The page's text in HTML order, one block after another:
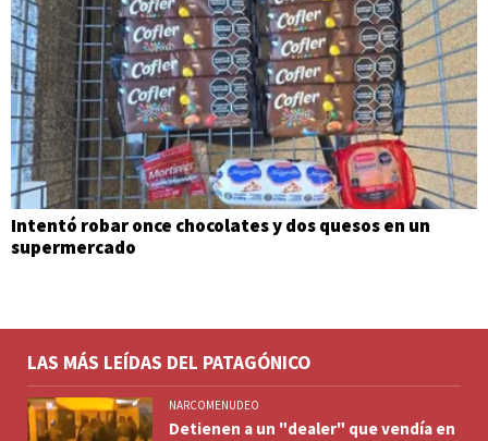
Intentó robar once chocolates y dos quesos en un
supermercado
LAS MÁS LEÍDAS DEL PATAGÓNICO
NARCOMENUDEO
Detienen a un "dealer" que vendía en